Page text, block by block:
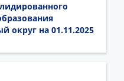
округ на 01.11.2025